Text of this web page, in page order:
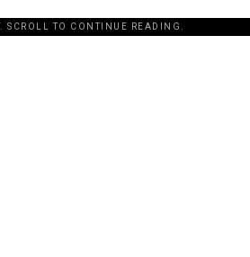
SCROLL TO CONTINUE READING.